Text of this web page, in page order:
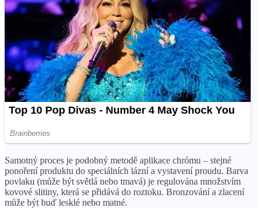
Samotný proces je podobný metodě aplikace chrómu – stejné
ponoření produktu do speciálních lázní a vystavení proudu. Barva
povlaku (může být světlá nebo tmavá) je regulována množstvím
kovové slitiny, která se přidává do roztoku. Bronzování a zlacení
může být buď lesklé nebo matné.